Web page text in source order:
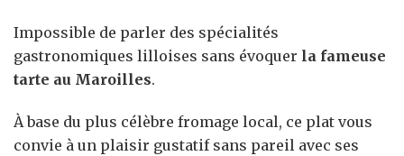
Impossible de parler des spécialités
gastronomiques lilloises sans évoquer la fameuse
tarte au Maroilles.
À base du plus célèbre fromage local, ce plat vous
convie à un plaisir gustatif sans pareil avec ses